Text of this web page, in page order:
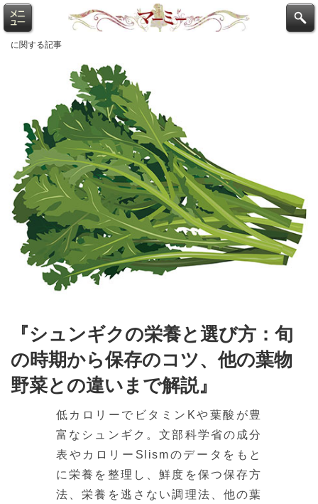
に関する記事
『シュンギクの栄養と選び方：旬
の時期から保存のコツ、他の葉物
野菜との違いまで解説』
低カロリーでビタミンKや葉酸が豊
富なシュンギク。文部科学省の成分
表やカロリーSlismのデータをもと
に栄養を整理し、鮮度を保つ保存方
法、栄養を逃さない調理法、他の葉